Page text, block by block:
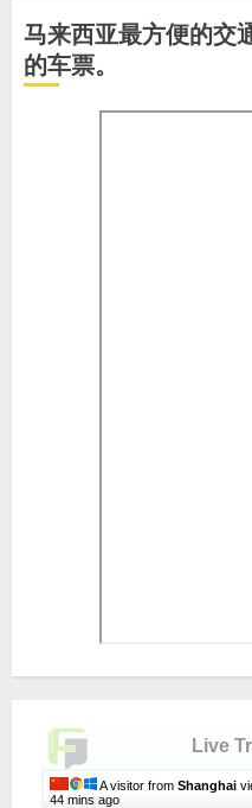
马来西亚最方便的交
的车票。
Live
A visitor from Shanghai
44 mins ago